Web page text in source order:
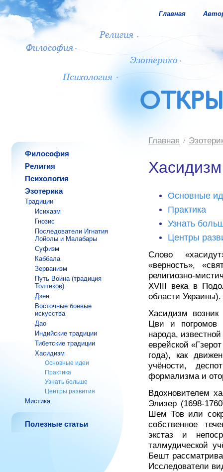
Главная
Философия
Религия
Психология
Эзотерика
Традиции
Исихазм
Гнозис
Последователи Игнатия
Лойолы и Малабары
Суфизм
Каббала
Зерванизм
Путь Воина (традиция
Толтеков)
Дзен
Восточные боевые
искусства
Дао
Индийские трaдиции
Тибетские традиции
Хасидизм
Основные идеи
Практика
Узнать больше
Центры развития
Мистика
Полезные статьи
Главная
Хасидизм
Основные
Практика
Узнать
Центры
Слово
«верность»,
религиозно-
XVIII века в
области Украины).
Хасидизм возник
Цви и погромов
народа,
еврейской
года), как
учёности,
формализма и
Вдохновителем
Элизер (1698-
Шем Тов или
собственное
экстаз и
талмудической
Бешт
Исследователи